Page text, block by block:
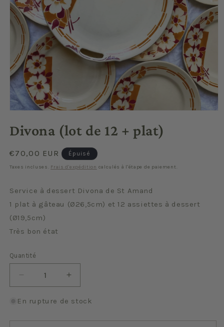
média
1
une
fenêtre
modale
Divona (lot de 12 + plat)
Prix
habituel
€70,00 EUR Épuisé
Taxes incluses. Frais d'expédition calculés à l'étape de paiement.
Service à dessert Divona de St Amand
1 plat à gâteau (Ø26,5cm) et 12 assiettes à dessert
(Ø19,5cm)
Très bon état
Quantité
Quantité
Réduire
la
quantité
Divona
Augmenter
la
quantité
Divona
En rupture de stock